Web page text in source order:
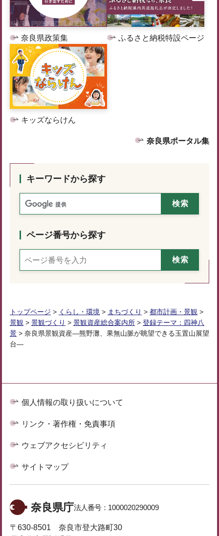
奈良県政策集 ふるさと納税特設ページ
キッズならけん
奈良県ポータル集
キーワードから探す
ページ番号から探す
トップページ > くらし・環境 > まちづくり > 都市計画・景観 >
景観 > 景観づくり > 景観資産総合案内所 > 登録テーマ：四神八
景 > 奈良県景観資産―熊野灘、果無山脈が眺望できる玉置山展望
台―
個人情報の取り扱いについて
リンク・著作権・免責事項
ウェブアクセシビリティ
サイトマップ
奈良県庁法人番号： 1000020290009
〒630-8501 奈良市登大路町30